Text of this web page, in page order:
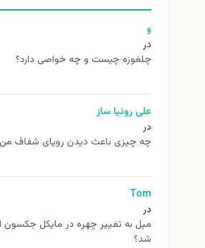
و
در
چلغوزه چیست و چه خواصی دارد؟
علی روئیا ساز
در
چه چیزی باعث دیدن رویای شفاف
Tom
در
ميل به تغيير چهره در مایکل جکسون
شد؟